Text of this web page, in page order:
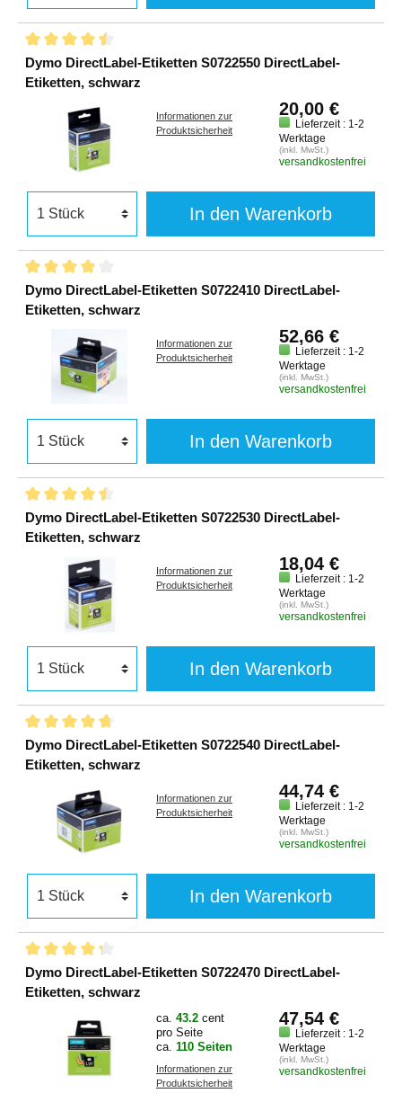
Dymo DirectLabel-Etiketten S0722550 DirectLabel-
Etiketten, schwarz
Informationen zur
Produktsicherheit
20,00 €
Lieferzeit : 1-2
Werktage
(inkl. MwSt.)
versandkostenfrei
In den Warenkorb
Dymo DirectLabel-Etiketten S0722410 DirectLabel-
Etiketten, schwarz
Informationen zur
Produktsicherheit
52,66 €
Lieferzeit : 1-2
Werktage
(inkl. MwSt.)
versandkostenfrei
In den Warenkorb
Dymo DirectLabel-Etiketten S0722530 DirectLabel-
Etiketten, schwarz
Informationen zur
Produktsicherheit
18,04 €
Lieferzeit : 1-2
Werktage
(inkl. MwSt.)
versandkostenfrei
In den Warenkorb
Dymo DirectLabel-Etiketten S0722540 DirectLabel-
Etiketten, schwarz
Informationen zur
Produktsicherheit
44,74 €
Lieferzeit : 1-2
Werktage
(inkl. MwSt.)
versandkostenfrei
In den Warenkorb
Dymo DirectLabel-Etiketten S0722470 DirectLabel-
Etiketten, schwarz
ca. 43.2 cent
pro Seite
ca. 110 Seiten
Informationen zur
Produktsicherheit
47,54 €
Lieferzeit : 1-2
Werktage
(inkl. MwSt.)
versandkostenfrei